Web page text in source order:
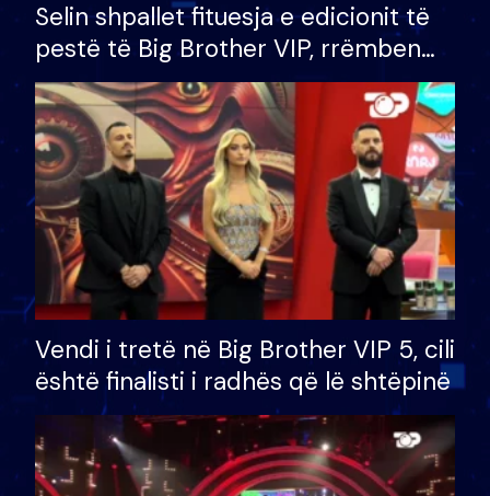
Selin shpallet fituesja e edicionit të
pestë të Big Brother VIP, rrëmben
çmimin e madh prej 100 mijë eurosh
Vendi i tretë në Big Brother VIP 5, cili
është finalisti i radhës që lë shtëpinë